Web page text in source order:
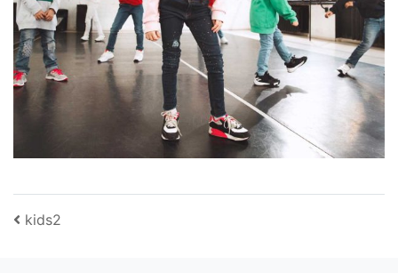
投稿ナビゲーション
kids2